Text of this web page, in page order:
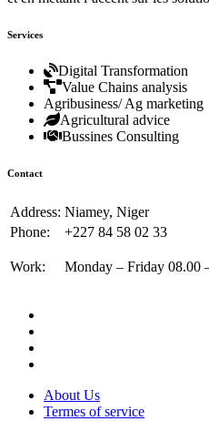
Services
Digital Transformation
Value Chains analysis
Agribusiness/ Ag marketing
Agricultural advice
Bussines Consulting
Contact
Address: Niamey, Niger
Phone:
+227 84 58 02 33
Work: Monday – Friday 08.00
About Us
Termes of service